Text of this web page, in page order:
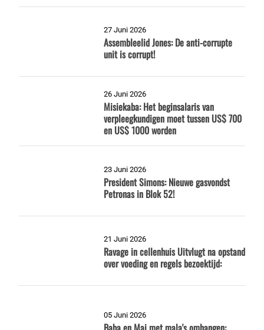
27 Juni 2026
Assembleelid Jones: De anti-corrupte
unit is corrupt!
26 Juni 2026
Misiekaba: Het beginsalaris van
verpleegkundigen moet tussen US$ 700
en US$ 1000 worden
23 Juni 2026
President Simons: Nieuwe gasvondst
Petronas in Blok 52!
21 Juni 2026
Ravage in cellenhuis Uitvlugt na opstand
over voeding en regels bezoektijd:
05 Juni 2026